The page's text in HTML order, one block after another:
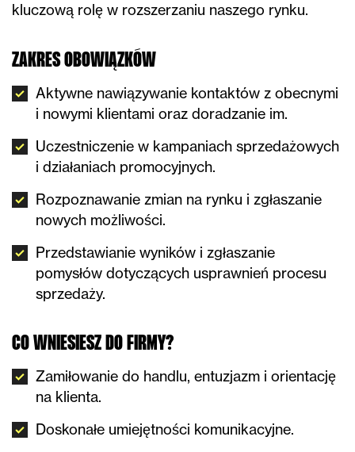
kluczową rolę w rozszerzaniu naszego rynku.
ZAKRES OBOWIĄZKÓW
Aktywne nawiązywanie kontaktów z obecnymi
i nowymi klientami oraz doradzanie im.
Uczestniczenie w kampaniach sprzedażowych
i działaniach promocyjnych.
Rozpoznawanie zmian na rynku i zgłaszanie
nowych możliwości.
Przedstawianie wyników i zgłaszanie
pomysłów dotyczących usprawnień procesu
sprzedaży.
CO WNIESIESZ DO FIRMY?
Zamiłowanie do handlu, entuzjazm i orientację
na klienta.
Doskonałe umiejętności komunikacyjne.